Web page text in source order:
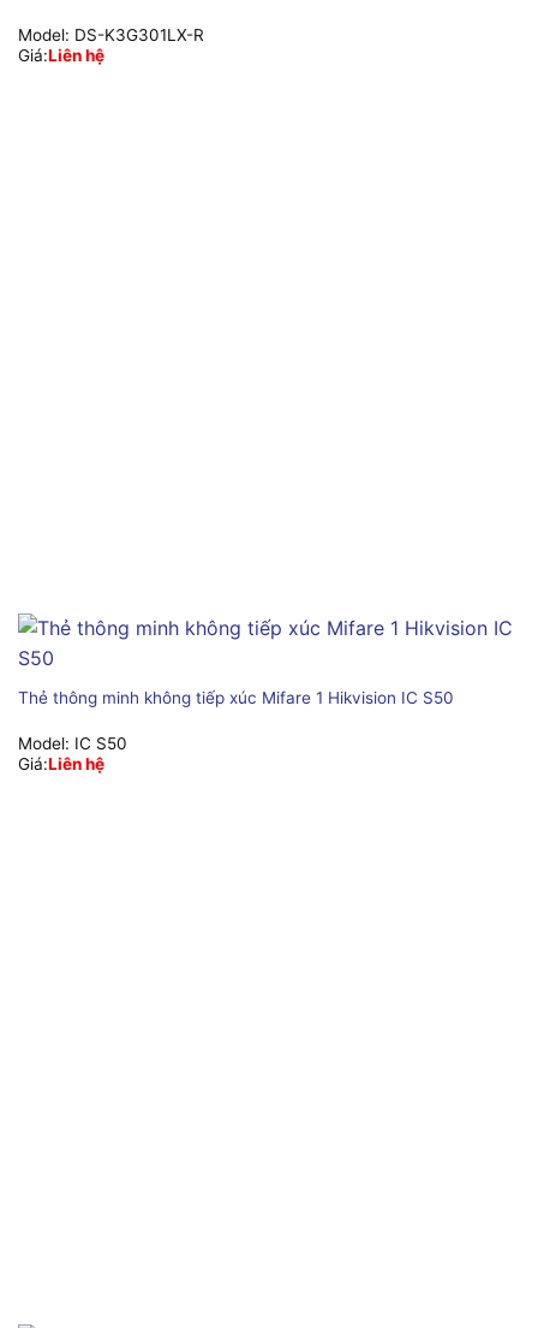
Model: DS-K3G301LX-R
Giá:Liên hệ
Thẻ thông minh không tiếp xúc Mifare 1 Hikvision IC S50
Model: IC S50
Giá:Liên hệ